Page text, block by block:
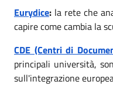
Eurydice: la rete che
capire come cambia la
CDE (Centri di
principali università,
sull'integrazione